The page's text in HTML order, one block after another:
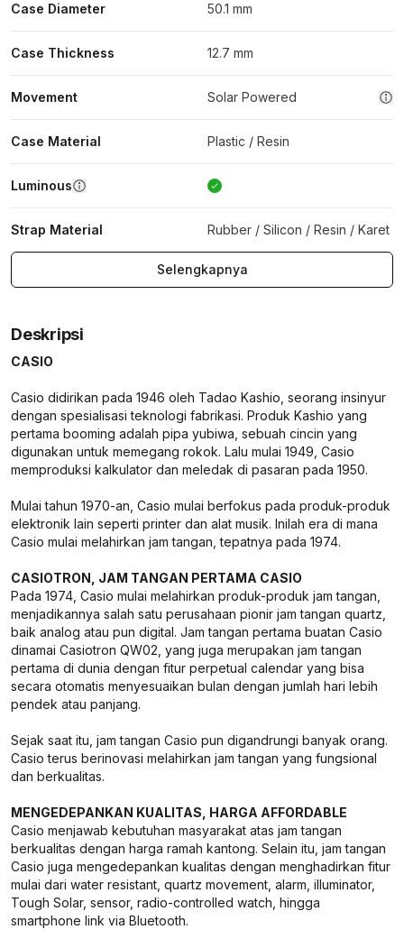
Case Diameter 50.1 mm
Case Thickness 12.7 mm
Movement Solar Powered
Case Material Plastic / Resin
Luminous
Strap Material Rubber / Silicon / Resin / Karet
Selengkapnya
Deskripsi
CASIO
Casio didirikan pada 1946 oleh Tadao Kashio, seorang insinyur
dengan spesialisasi teknologi fabrikasi. Produk Kashio yang
pertama booming adalah pipa yubiwa, sebuah cincin yang
digunakan untuk memegang rokok. Lalu mulai 1949, Casio
memproduksi kalkulator dan meledak di pasaran pada 1950.
Mulai tahun 1970-an, Casio mulai berfokus pada produk-produk
elektronik lain seperti printer dan alat musik. Inilah era di mana
Casio mulai melahirkan jam tangan, tepatnya pada 1974.
CASIOTRON, JAM TANGAN PERTAMA CASIO
Pada 1974, Casio mulai melahirkan produk-produk jam tangan,
menjadikannya salah satu perusahaan pionir jam tangan quartz,
baik analog atau pun digital. Jam tangan pertama buatan Casio
dinamai Casiotron QW02, yang juga merupakan jam tangan
pertama di dunia dengan fitur perpetual calendar yang bisa
secara otomatis menyesuaikan bulan dengan jumlah hari lebih
pendek atau panjang.
Sejak saat itu, jam tangan Casio pun digandrungi banyak orang.
Casio terus berinovasi melahirkan jam tangan yang fungsional
dan berkualitas.
MENGEDEPANKAN KUALITAS, HARGA AFFORDABLE
Casio menjawab kebutuhan masyarakat atas jam tangan
berkualitas dengan harga ramah kantong. Selain itu, jam tangan
Casio juga mengedepankan kualitas dengan menghadirkan fitur
mulai dari water resistant, quartz movement, alarm, illuminator,
Tough Solar, sensor, radio-controlled watch, hingga
smartphone link via Bluetooth.